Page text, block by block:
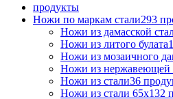
продукты
Ножи по маркам стали293
Ножи из дамасской
Ножи из литого булата
Ножи из мозаичного
Ножи из нержавеющей
Ножи из стали36
Ножи из стали 65х132